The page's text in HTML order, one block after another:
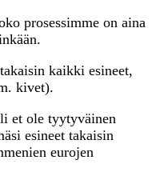
prosessimme on aina
kaikki esineet,
kivet).
et ole tyytyväinen
esineet takaisin
eurojen